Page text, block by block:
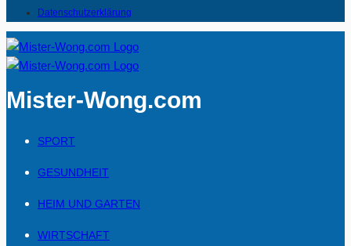
Datenschutzerklärung
Mister-Wong.com
SPORT
GESUNDHEIT
HEIM UND GARTEN
WIRTSCHAFT